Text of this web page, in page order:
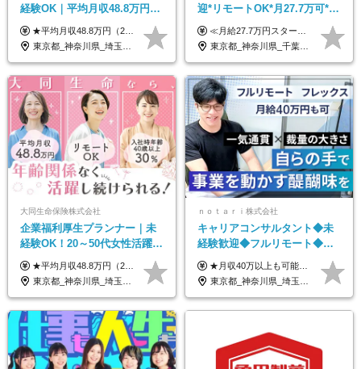
経験OK｜平均月収48.8万円｜
リモートOK｜残業ほぼなし｜
転勤なし｜女性活躍中
★平均月収48.8万円（2025年度実績） ★安心の固定給＋賞与年2回＋インセンティブ！手当も充実 月給21万円～23万円＋諸手当＋インセンティブ＋賞与年2回 ※給与は年間平均の税込定例給与です。賞与は含みません。 ※約3週間の研修期間中は日当8000円を支給いたします。 ※試用期間6ヵ月あり（期間中の条件変更なし） ◆東京・神奈川・千葉・埼玉・愛知（一部）・京都・大阪・兵庫（一部）：月給23万円以上 ◆静岡（一部）・三重・岐阜：月給22万円以上 ◆上記以外の地域：月給21万円以上
東京都_神奈川県_埼玉県_千葉県_大阪府_愛知県_北海道_青森県_岩手県_宮城県_秋田県_山形県_福島県_茨城県_栃木県_群馬県_新潟県_山梨県_長野県_富山県_石川県_福井県_静岡県_岐阜県_三重県_兵庫県_京都府_滋賀県_奈良県_和歌山県_広島県_岡山県_鳥取県_島根県_山口県_徳島県_香川県_愛媛県_高知県_福岡県_熊本県_佐賀県_長崎県_大分県_宮崎県_鹿児島県_沖縄県
迎*リモートOK*月27.7万可*賞
与年2回*転勤なし*連休
OK/ZE010232
≪月給27.7万円スタートも可／賞与年2回≫ ■月給21万円～27.7万円＋各種手当＋賞与年2回 ※給与は勤務地に応じて変更します ※年齢や経験・スキルなどを考慮して決定します ※時間外手当は全額支給 ※上記は初年度の月給となります ※試用期間3ヶ月（その他待遇に差異はありません） 【固定残業代について】 なし（残業代は、実際の労働時間に応じて別途全額支給）
東京都_神奈川県_千葉県_大阪府_愛知県_北海道_長野県_石川県_広島県_福岡県
大同生命保険株式会社
企業福利厚生プランナー｜未
経験OK！20～50代女性活躍｜
リモートOK｜平均月収48.8万
｜子育て＆介護支援◎
★平均月収48.8万円（2025年度実績） ★安心の固定給＋賞与年2回＋インセンティブ！手当も充実 月給21万円～23万円＋諸手当＋インセンティブ＋賞与年2回 ※給与は年間平均の税込定例給与です。賞与は含みません。 ※約3週間の研修期間中は日当8000円を支給いたします。 ※試用期間6ヵ月あり（期間中の条件変更なし） ◆東京・神奈川・千葉・埼玉・愛知（一部）・京都・大阪・兵庫（一部）：月給23万円以上 ◆静岡（一部）・三重・岐阜：月給22万円以上 ◆上記以外の地域：月給21万円以上
東京都_神奈川県_埼玉県_千葉県_大阪府_愛知県_北海道_青森県_岩手県_宮城県_秋田県_山形県_福島県_茨城県_栃木県_群馬県_新潟県_山梨県_長野県_富山県_石川県_福井県_静岡県_岐阜県_三重県_兵庫県_京都府_滋賀県_奈良県_和歌山県_広島県_岡山県_鳥取県_島根県_山口県_徳島県_香川県_愛媛県_高知県_福岡県_熊本県_佐賀県_長崎県_大分県_宮崎県_鹿児島県_沖縄県
ｎｏｔａｒｉ株式会社
キャリアコンサルタント◆未
経験歓迎◆フルリモート◆フ
レックス制◆10時出勤・16時
退勤も可◆残業月10時間以内
★月収40万以上も可能！ ★能力・スキル・経験を考慮した年収額を設定します ■月給20万円～40万円＋決算賞与 ※経験・スキルを考慮のうえ決定します ※給与にはみなし残業代40時間分を含む。そのほか詳細に関しては別途面接時にご説明します ※試用期間3ヵ月あり。期間中の雇用形態・条件などに差異はありません
東京都_神奈川県_埼玉県_千葉県_大阪府_愛知県_北海道_青森県_岩手県_宮城県_秋田県_山形県_福島県_茨城県_栃木県_群馬県_新潟県_山梨県_長野県_富山県_石川県_福井県_静岡県_岐阜県_三重県_兵庫県_京都府_滋賀県_奈良県_和歌山県_広島県_岡山県_鳥取県_島根県_山口県_徳島県_香川県_愛媛県_高知県_福岡県_熊本県_佐賀県_長崎県_大分県_宮崎県_鹿児島県_沖縄県